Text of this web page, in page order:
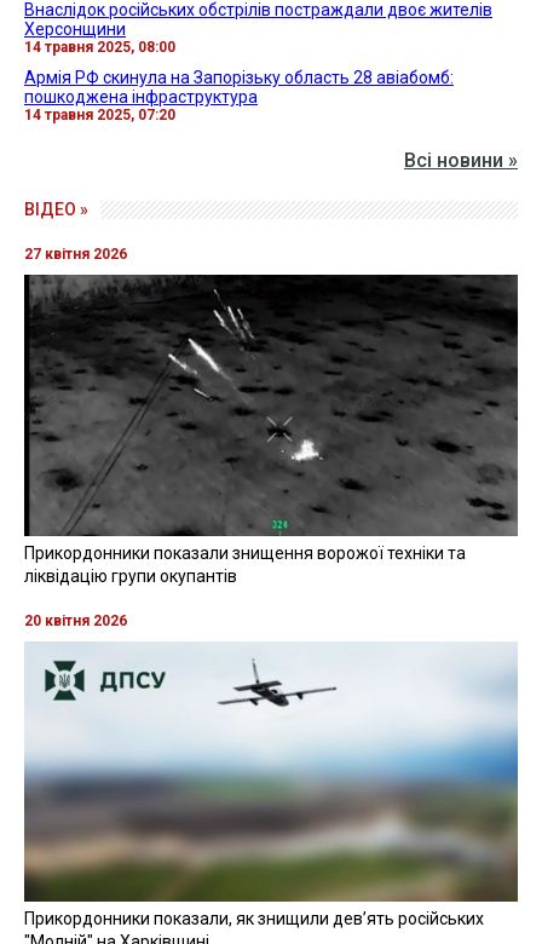
Внаслідок російських обстрілів постраждали двоє жителів
Херсонщини
14 травня 2025, 08:00
Армія РФ скинула на Запорізьку область 28 авіабомб:
пошкоджена інфраструктура
14 травня 2025, 07:20
Всі новини »
ВІДЕО »
27 квітня 2026
Прикордонники показали знищення ворожої техніки та
ліквідацію групи окупантів
20 квітня 2026
Прикордонники показали, як знищили девʼять російських